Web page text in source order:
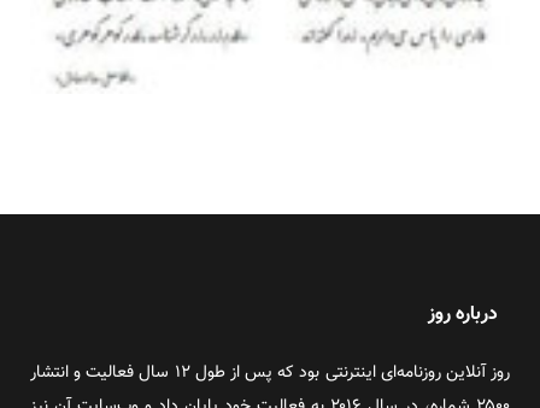
درباره روز
روز آنلاین روزنامه‌ای اینترنتی بود که پس از طول ۱۲ سال فعالیت و انتشار